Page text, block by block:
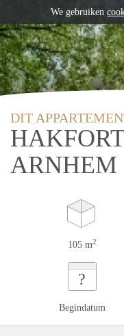
DIT
ARNHEM
105 m2
?
Begindatum
We gebruiken